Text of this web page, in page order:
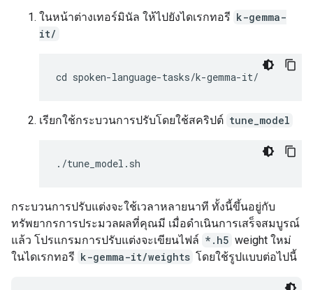
ในหน้าต่างเทอร์มินัล ให้ไปยังไดเรกทอรี k-gemma-
it/
เรียกใช้กระบวนการปรับโดยใช้สคริปต์ tune_model
กระบวนการปรับแต่งจะใช้เวลาหลายนาที ทั้งนี้ขึ้นอยู่กับ
ทรัพยากรการประมวลผลที่คุณมี เมื่อดำเนินการเสร็จสมบูรณ์
แล้ว โปรแกรมการปรับแต่งจะเขียนไฟล์ *.h5 weight ใหม่
ในไดเรกทอรี k-gemma-it/weights โดยใช้รูปแบบต่อไปนี้